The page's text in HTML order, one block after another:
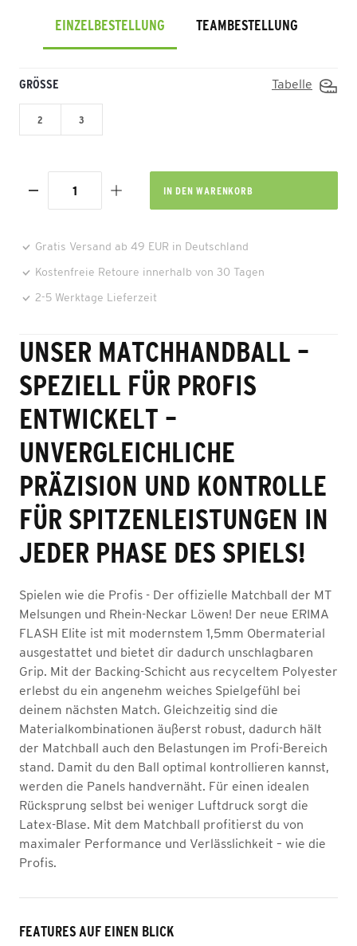
EINZELBESTELLUNG TEAMBESTELLUNG
GRÖSSE Tabelle
2 3
IN DEN WARENKORB
Gratis Versand ab 49 EUR in Deutschland
Kostenfreie Retoure innerhalb von 30 Tagen
2-5 Werktage Lieferzeit
UNSER MATCHHANDBALL –
SPEZIELL FÜR PROFIS
ENTWICKELT –
UNVERGLEICHLICHE
PRÄZISION UND KONTROLLE
FÜR SPITZENLEISTUNGEN IN
JEDER PHASE DES SPIELS!
Spielen wie die Profis - Der offizielle Matchball der MT
Melsungen und Rhein-Neckar Löwen! Der neue ERIMA
FLASH Elite ist mit modernstem 1,5mm Obermaterial
ausgestattet und bietet dir dadurch unschlagbaren
Grip. Mit der Backing-Schicht aus recyceltem Polyester
erlebst du ein angenehm weiches Spielgefühl bei
deinem nächsten Match. Gleichzeitig sind die
Materialkombinationen äußerst robust, dadurch hält
der Matchball auch den Belastungen im Profi-Bereich
stand. Damit du den Ball optimal kontrollieren kannst,
werden die Panels handvernäht. Für einen idealen
Rücksprung selbst bei weniger Luftdruck sorgt die
Latex-Blase. Mit dem Matchball profitierst du von
maximaler Performance und Verlässlichkeit – wie die
Profis.
FEATURES AUF EINEN BLICK